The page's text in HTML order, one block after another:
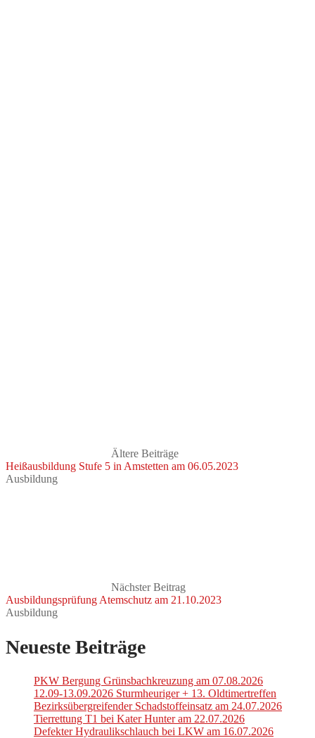
Ältere Beiträge
Heißausbildung Stufe 5 in Amstetten am 06.05.2023
Ausbildung
Nächster Beitrag
Ausbildungsprüfung Atemschutz am 21.10.2023
Ausbildung
Neueste Beiträge
PKW Bergung Grünsbachkreuzung am 07.08.2026
12.09-13.09.2026 Sturmheuriger + 13. Oldtimertreffen
Bezirksübergreifender Schadstoffeinsatz am 24.07.2026
Tierrettung T1 bei Kater Hunter am 22.07.2026
Defekter Hydraulikschlauch bei LKW am 16.07.2026